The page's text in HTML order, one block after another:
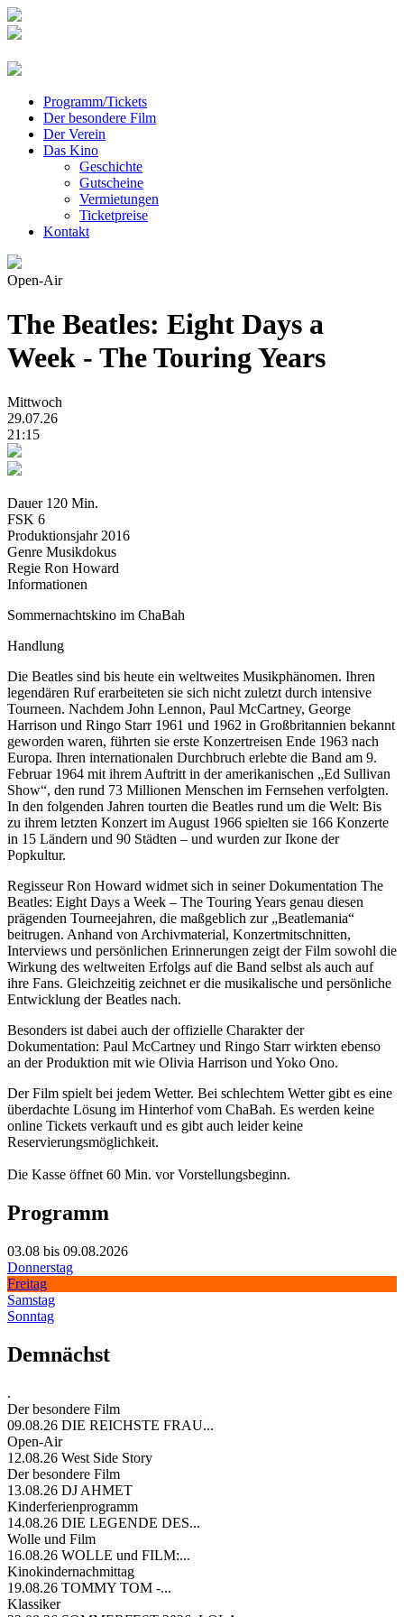
Programm/Tickets
Der besondere Film
Der Verein
Das Kino
Geschichte
Gutscheine
Vermietungen
Ticketpreise
Kontakt
Open-Air
The Beatles: Eight Days a
Week - The Touring Years
Mittwoch
29.07.26
21:15
Dauer 120 Min.
FSK 6
Produktionsjahr 2016
Genre Musikdokus
Regie Ron Howard
Informationen
Sommernachtskino im ChaBah
Handlung
Die Beatles sind bis heute ein weltweites Musikphänomen. Ihren
legendären Ruf erarbeiteten sie sich nicht zuletzt durch intensive
Tourneen. Nachdem John Lennon, Paul McCartney, George
Harrison und Ringo Starr 1961 und 1962 in Großbritannien bekannt
geworden waren, führten sie erste Konzertreisen Ende 1963 nach
Europa. Ihren internationalen Durchbruch erlebte die Band am 9.
Februar 1964 mit ihrem Auftritt in der amerikanischen „Ed Sullivan
Show“, den rund 73 Millionen Menschen im Fernsehen verfolgten.
In den folgenden Jahren tourten die Beatles rund um die Welt: Bis
zu ihrem letzten Konzert im August 1966 spielten sie 166 Konzerte
in 15 Ländern und 90 Städten – und wurden zur Ikone der
Popkultur.
RegisseurRon Howard widmet sich in seiner Dokumentation The
Beatles: Eight Days a Week – The Touring Years genau diesen
prägenden Tourneejahren, die maßgeblich zur „Beatlemania“
beitrugen. Anhand von Archivmaterial, Konzertmitschnitten,
Interviews und persönlichen Erinnerungen zeigt der Film sowohl die
Wirkung des weltweiten Erfolgs auf die Band selbst als auch auf
ihre Fans. Gleichzeitig zeichnet er die musikalische und persönliche
Entwicklung der Beatles nach.
Besonders ist dabei auch der offizielle Charakter der
Dokumentation: Paul McCartney und Ringo Starrwirkten ebenso
an der Produktion mit wie Olivia Harrison und Yoko Ono.
Der Film spielt bei jedem Wetter. Bei schlechtem Wetter gibt es eine
überdachte Lösung im Hinterhof vom ChaBah. Es werden keine
online Tickets verkauft und es gibt auch leider keine
Reservierungsmöglichkeit.
Die Kasse öffnet 60 Min. vor Vorstellungsbeginn.
Programm
03.08 bis 09.08.2026
Donnerstag
Freitag
Samstag
Sonntag
Demnächst
.
Der besondere Film
09.08.26 DIE REICHSTE FRAU...
Open-Air
12.08.26 West Side Story
Der besondere Film
13.08.26 DJ AHMET
Kinderferienprogramm
14.08.26 DIE LEGENDE DES...
Wolle und Film
16.08.26 WOLLE und FILM:...
Kinokindernachmittag
19.08.26 TOMMY TOM -...
Klassiker